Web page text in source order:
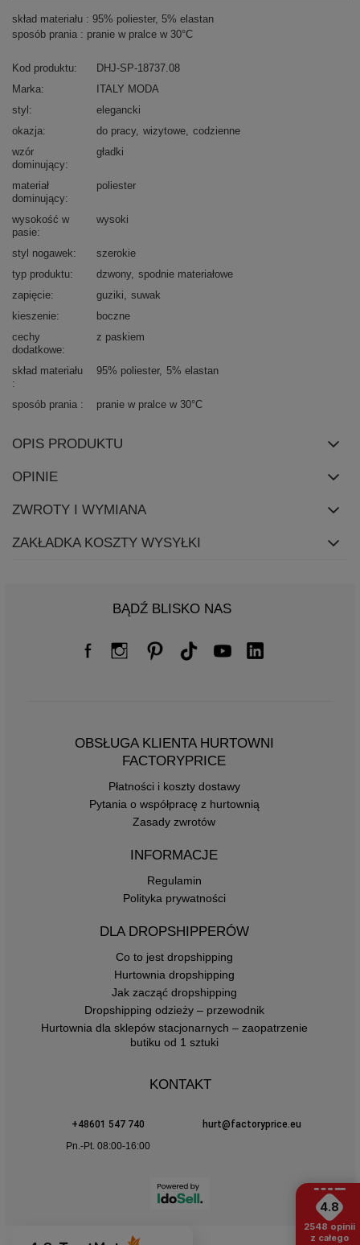
skład materiału : 95% poliester, 5% elastan
sposób prania : pranie w pralce w 30°C
Kod produktu
DHJ-SP-18737.08
Marka
ITALY MODA
styl
elegancki
okazja
do pracy wizytowe codzienne
wzór
dominujący
gładki
materiał
dominujący
poliester
wysokość w
pasie
wysoki
styl nogawek
szerokie
typ produktu
dzwony spodnie materiałowe
zapięcie
guziki
suwak
kieszenie
boczne
cechy
dodatkowe
z paskiem
skład materiału 95% poliester 5% elastan
sposób prania pranie w pralce w 30°C
OPIS PRODUKTU
OPINIE
ZWROTY I WYMIANA
ZAKŁADKA KOSZTY WYSYŁKI
BĄDŹ BLISKO NAS
OBSŁUGA KLIENTA HURTOWNI
FACTORYPRICE
Płatności i koszty dostawy
Pytania o współpracę z hurtownią
Zasady zwrotów
INFORMACJE
Regulamin
Polityka prywatności
DLA DROPSHIPPERÓW
Co to jest dropshipping
Hurtownia dropshipping
Jak zacząć dropshipping
Dropshipping odzieży – przewodnik
Hurtownia dla sklepów stacjonarnych – zaopatrzenie
butiku od 1 sztuki
KONTAKT
+48601 547 740
hurt@factoryprice.eu
Pn.-Pt. 08:00-16:00
4.8
2548 opinii
z całego